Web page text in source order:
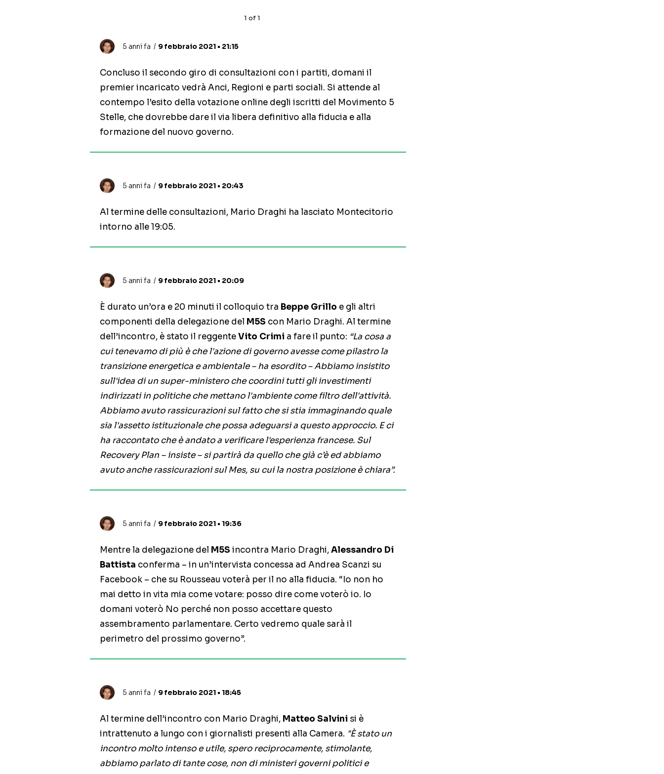
1 of1
5 anni fa 9 febbraio 2021 • 21:15
Concluso il secondo giro di consultazioni con i partiti, domani il
premier incaricato vedrà Anci, Regioni e parti sociali. Si attende al
contempo l’esito della votazione online degli iscritti del Movimento 5
Stelle, che dovrebbe dare il via libera definitivo alla fiducia e alla
formazione del nuovo governo.
5 anni fa 9 febbraio 2021 • 20:43
Al termine delle consultazioni, Mario Draghi ha lasciato Montecitorio
intorno alle 19:05.
5 anni fa 9 febbraio 2021 • 20:09
È durato un’ora e 20 minuti il colloquio tra Beppe Grillo e gli altri
componenti della delegazione del M5S con Mario Draghi. Al termine
dell’incontro, è stato il reggenteVito Crimi a fare il punto: “La cosa a
cui tenevamo di più è che l'azione di governo avesse come pilastro la
transizione energetica e ambientale – ha esordito – Abbiamo insistito
sull'idea di un super-ministero che coordini tutti gli investimenti
indirizzati in politiche che mettano l'ambiente come filtro dell'attività.
Abbiamo avuto rassicurazioni sul fatto che si stia immaginando quale
sia l'assetto istituzionale che possa adeguarsi a questo approccio. E ci
ha raccontato che è andato a verificare l'esperienza francese. Sul
Recovery Plan – insiste – si partirà da quello che già c’è ed abbiamo
avuto anche rassicurazioni sul Mes, su cui la nostra posizione è chiara”.
5 anni fa 9 febbraio 2021 • 19:36
Mentre la delegazione del M5S incontra Mario Draghi,Alessandro Di
Battista conferma – in un’intervista concessa ad Andrea Scanzi su
Facebook – che su Rousseau voterà per il no alla fiducia. “Io non ho
mai detto in vita mia come votare: posso dire come voterò io. Io
domani voterò No perché non posso accettare questo
assembramento parlamentare. Certo vedremo quale sarà il
perimetro del prossimo governo”.
5 anni fa 9 febbraio 2021 • 18:45
Al termine dell’incontro con Mario Draghi, Matteo Salvini si è
intrattenuto a lungo con i giornalisti presenti alla Camera. "È stato un
incontro molto intenso e utile, spero reciprocamente, stimolante,
abbiamo parlato di tante cose, non di ministeri governi politici e